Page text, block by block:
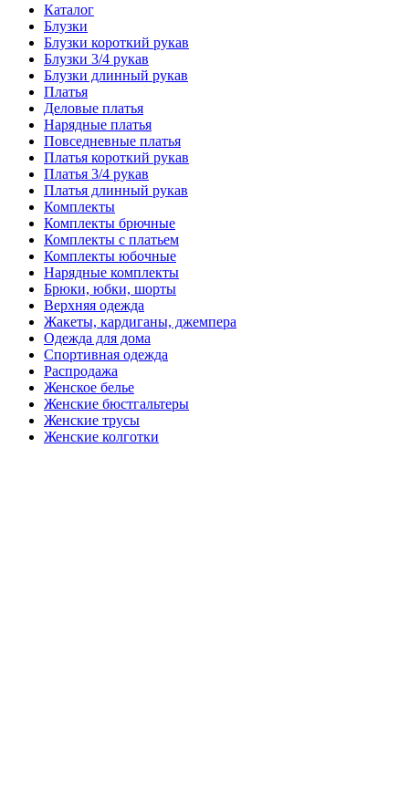
Каталог
Блузки
Блузки короткий рукав
Блузки 3/4 рукав
Блузки длинный рукав
Платья
Деловые платья
Нарядные платья
Повседневные платья
Платья короткий рукав
Платья 3/4 рукав
Платья длинный рукав
Комплекты
Комплекты брючные
Комплекты с платьем
Комплекты юбочные
Нарядные комплекты
Брюки, юбки, шорты
Верхняя одежда
Жакеты, кардиганы, джемпера
Одежда для дома
Спортивная одежда
Распродажа
Женское белье
Женские бюстгальтеры
Женские трусы
Женские колготки